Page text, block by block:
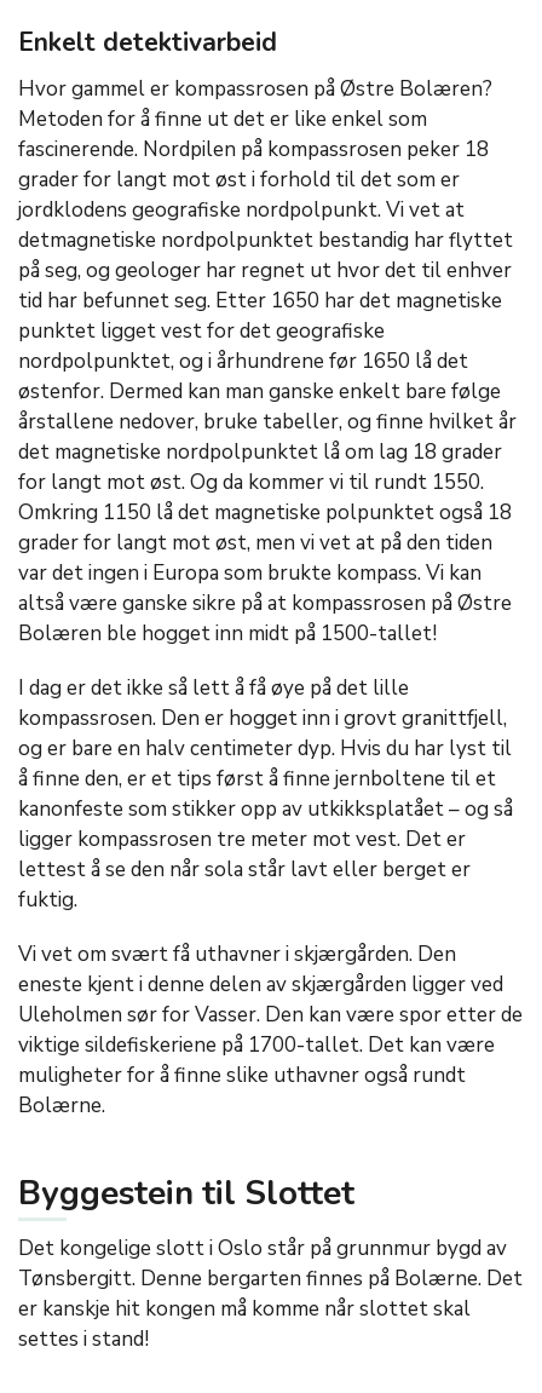
Enkelt detektivarbeid
Hvor gammel er kompassrosen på Østre Bolæren?
Metoden for å finne ut det er like enkel som
fascinerende. Nordpilen på kompassrosen peker 18
grader for langt mot øst i forhold til det som er
jordklodens geografiske nordpolpunkt. Vi vet at
detmagnetiske nordpolpunktet bestandig har flyttet
på seg, og geologer har regnet ut hvor det til enhver
tid har befunnet seg. Etter 1650 har det magnetiske
punktet ligget vest for det geografiske
nordpolpunktet, og i århundrene før 1650 lå det
østenfor. Dermed kan man ganske enkelt bare følge
årstallene nedover, bruke tabeller, og finne hvilket år
det magnetiske nordpolpunktet lå om lag 18 grader
for langt mot øst. Og da kommer vi til rundt 1550.
Omkring 1150 lå det magnetiske polpunktet også 18
grader for langt mot øst, men vi vet at på den tiden
var det ingen i Europa som brukte kompass. Vi kan
altså være ganske sikre på at kompassrosen på Østre
Bolæren ble hogget inn midt på 1500-tallet!
I dag er det ikke så lett å få øye på det lille
kompassrosen. Den er hogget inn i grovt granittfjell,
og er bare en halv centimeter dyp. Hvis du har lyst til
å finne den, er et tips først å finne jernboltene til et
kanonfeste som stikker opp av utkikksplatået – og så
ligger kompassrosen tre meter mot vest. Det er
lettest å se den når sola står lavt eller berget er
fuktig.
Vi vet om svært få uthavner i skjærgården. Den
eneste kjent i denne delen av skjærgården ligger ved
Uleholmen sør for Vasser. Den kan være spor etter de
viktige sildefiskeriene på 1700-tallet. Det kan være
muligheter for å finne slike uthavner også rundt
Bolærne.
Byggestein til Slottet
Det kongelige slott i Oslo står på grunnmur bygd av
Tønsbergitt. Denne bergarten finnes på Bolærne. Det
er kanskje hit kongen må komme når slottet skal
settes i stand!